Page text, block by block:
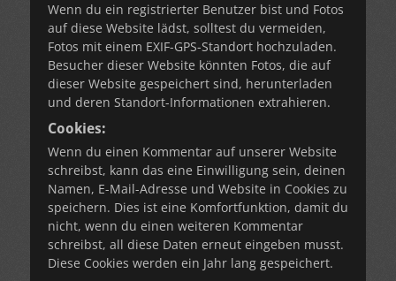
Wenn du ein registrierter Benutzer bist und Fotos
auf diese Website lädst, solltest du vermeiden,
Fotos mit einem EXIF-GPS-Standort hochzuladen.
Besucher dieser Website könnten Fotos, die auf
dieser Website gespeichert sind, herunterladen
und deren Standort-Informationen extrahieren.
Cookies:
Wenn du einen Kommentar auf unserer Website
schreibst, kann das eine Einwilligung sein, deinen
Namen, E-Mail-Adresse und Website in Cookies zu
speichern. Dies ist eine Komfortfunktion, damit du
nicht, wenn du einen weiteren Kommentar
schreibst, all diese Daten erneut eingeben musst.
Diese Cookies werden ein Jahr lang gespeichert.